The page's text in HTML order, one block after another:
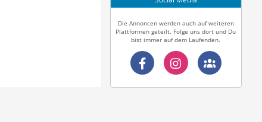
Die Annoncen werden auch auf weiteren
Plattformen geteilt. Folge uns dort und Du
bist immer auf dem Laufenden.